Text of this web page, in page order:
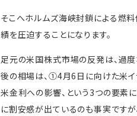
そこへホルムズ海峡封鎖による燃
績を圧迫することになります。
足元の米国株式市場の反発は、過
後の相場は、①4月6日に向けた米
米金利への影響、という3つの要素
に割安感が出ているのも事実ですが